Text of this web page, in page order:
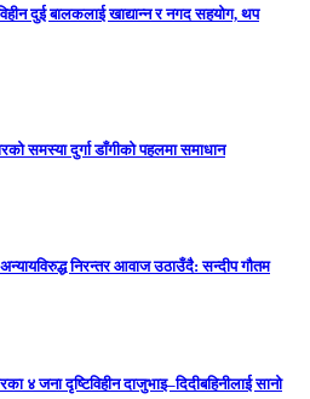
दुई बालकलाई खाद्यान्न र नगद सहयोग, थप
समस्या दुर्गा डाँगीको पहलमा समाधान
निरन्तर आवाज उठाउँदै: सन्दीप गौतम
४ जना दृष्टिविहीन दाजुभाइ–दिदीबहिनीलाई सानो